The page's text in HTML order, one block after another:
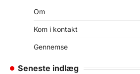
Om
Kom i kontakt
Gennemse
Seneste indlæg